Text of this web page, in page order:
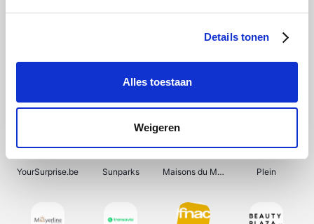
Details tonen
Alles toestaan
Weigeren
Shein Bergfreunde Pazzox Smartwatchbanden
YourSurprise.be Sunparks Maisons du Monde Plein